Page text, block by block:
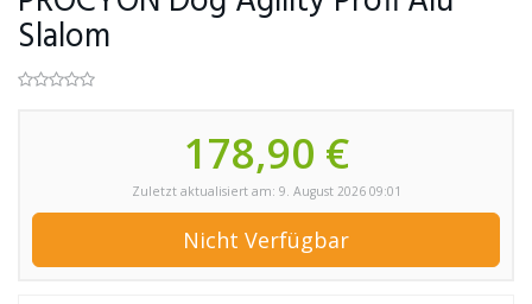
Slalom
178,90 €
Zuletzt aktualisiert am: 9. August 2026 09:01
Nicht Verfügbar